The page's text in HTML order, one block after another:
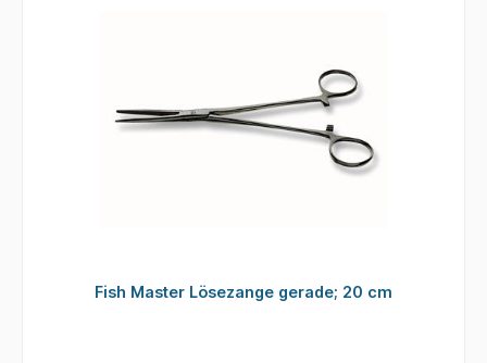
Fish Master Lösezange gerade; 20 cm